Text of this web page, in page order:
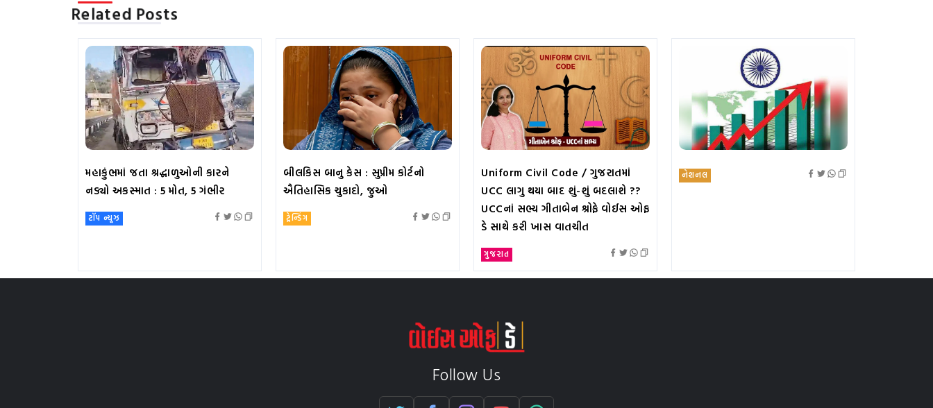
Related Posts
મહાકુંભમાં જતા શ્રદ્ધાળુઓની કારને
નડ્યો અકસ્માત : 5 મોત, 5 ગંભીર
ટૉપ ન્યૂઝ
બીલકિસ બાનુ કેસ : સુપ્રીમ કોર્ટનો
ઐતિહાસિક ચુકાદો, જુઓ
ટ્રેન્ડિંગ
Uniform Civil Code / ગુજરાતમાં
UCC લાગુ થયા બાદ શું-શું બદલાશે ??
UCCનાં સભ્ય ગીતાબેન શ્રોફે વોઈસ ઓફ
ડે સાથે કરી ખાસ વાતચીત
ગુજરાત
નેશનલ
Follow Us